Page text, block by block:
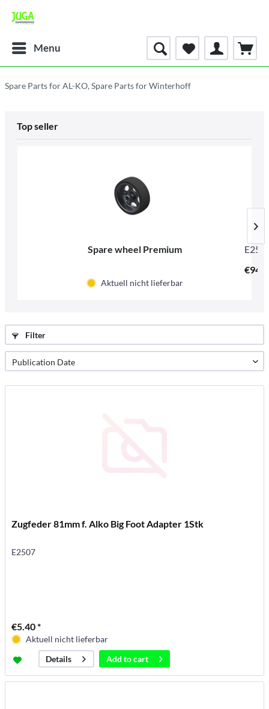
Menu
Spare Parts for AL-KO, Spare Parts for Winterhoff
Top seller
Spare wheel Premium
Aktuell nicht lieferbar
Filter
Zugfeder 81mm f. Alko Big Foot Adapter 1Stk
E2507
€5.40 *
Aktuell nicht lieferbar
Details
Add tocart